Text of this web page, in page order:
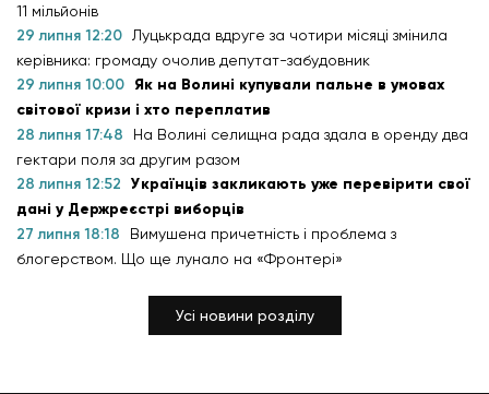
11 мільйонів
29 липня 12:20
Луцькрада вдруге за чотири місяці змінила
керівника: громаду очолив депутат-забудовник
29 липня 10:00 Як на Волині купували пальне в умовах
світової кризи і хто переплатив
28 липня 17:48
На Волині селищна рада здала в оренду два
гектари поля за другим разом
28 липня 12:52 Українців закликають уже перевірити свої
дані у Держреєстрі виборців
27 липня 18:18
Вимушена причетність і проблема з
блогерством. Що ще лунало на «Фронтері»
Усі новини розділу